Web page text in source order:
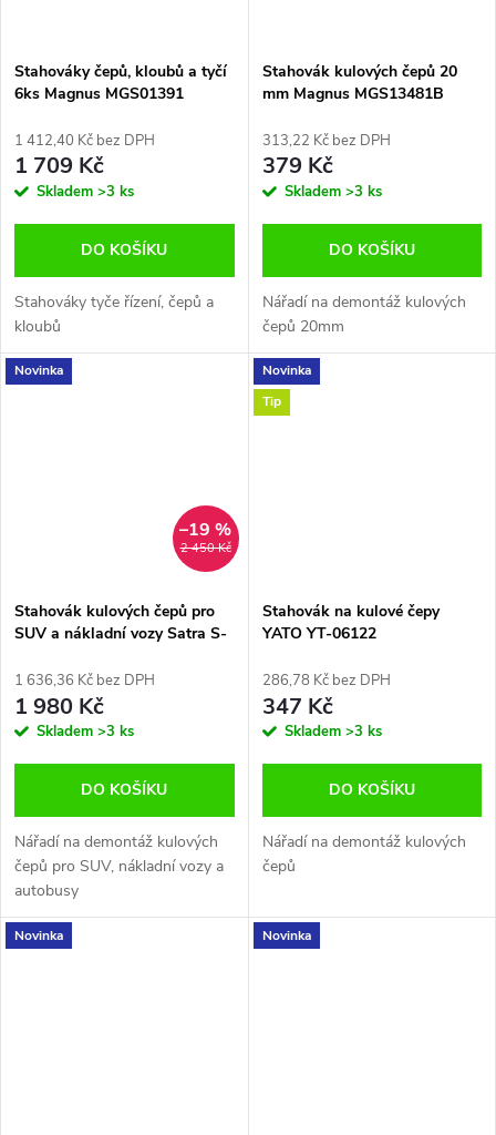
Stahováky čepů, kloubů a tyčí
6ks Magnus MGS01391
1 412,40 Kč bez DPH
1 709 Kč
Skladem >3 ks
DO KOŠÍKU
Stahováky tyče řízení, čepů a
kloubů
Stahovák kulových čepů 20
mm Magnus MGS13481B
313,22 Kč bez DPH
379 Kč
Skladem >3 ks
DO KOŠÍKU
Nářadí na demontáž kulových
čepů 20mm
Novinka
2 450 Kč
–19 %
Stahovák kulových čepů pro
SUV a nákladní vozy Satra S-
1 636,36 Kč bez DPH
1 980 Kč
Skladem >3 ks
DO KOŠÍKU
Nářadí na demontáž kulových
čepů pro SUV, nákladní vozy a
autobusy
Novinka
Tip
Stahovák na kulové čepy
YATO YT-06122
286,78 Kč bez DPH
347 Kč
Skladem >3 ks
DO KOŠÍKU
Nářadí na demontáž kulových
čepů
Novinka Novinka